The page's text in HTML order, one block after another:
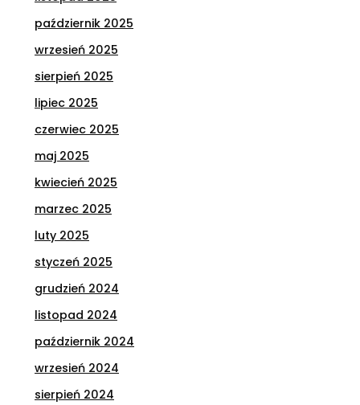
październik 2025
wrzesień 2025
sierpień 2025
lipiec 2025
czerwiec 2025
maj 2025
kwiecień 2025
marzec 2025
luty 2025
styczeń 2025
grudzień 2024
listopad 2024
październik 2024
wrzesień 2024
sierpień 2024